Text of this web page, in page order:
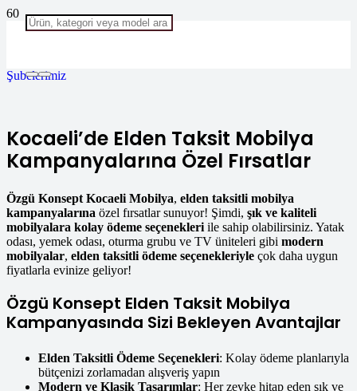
Şubelerimiz
Kocaeli’de Elden Taksit Mobilya
Kampanyalarına Özel Fırsatlar
Özgü Konsept Kocaeli Mobilya, elden taksitli mobilya
kampanyalarına özel fırsatlar sunuyor! Şimdi, şık ve kaliteli
mobilyalara kolay ödeme seçenekleri ile sahip olabilirsiniz. Yatak
odası, yemek odası, oturma grubu ve TV üniteleri gibi modern
mobilyalar, elden taksitli ödeme seçenekleriyle çok daha uygun
fiyatlarla evinize geliyor!
Özgü Konsept Elden Taksit Mobilya
Kampanyasında Sizi Bekleyen Avantajlar
Elden Taksitli Ödeme Seçenekleri: Kolay ödeme planlarıyla
bütçenizi zorlamadan alışveriş yapın
Modern ve Klasik Tasarımlar: Her zevke hitap eden şık ve